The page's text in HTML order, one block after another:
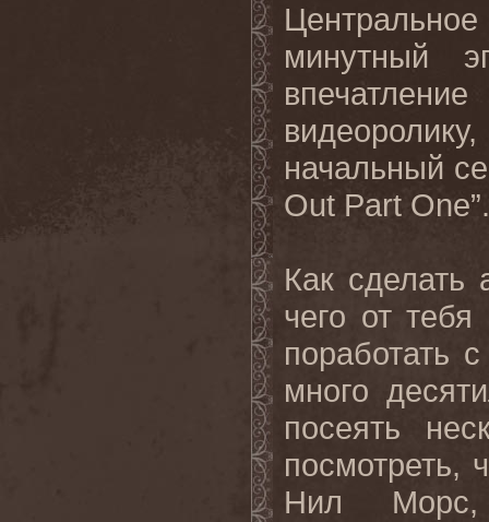
минутный
начальный
Out Part
Как сделать
чего от
поработать
много
посеять
посмотреть,
Нил Морс,